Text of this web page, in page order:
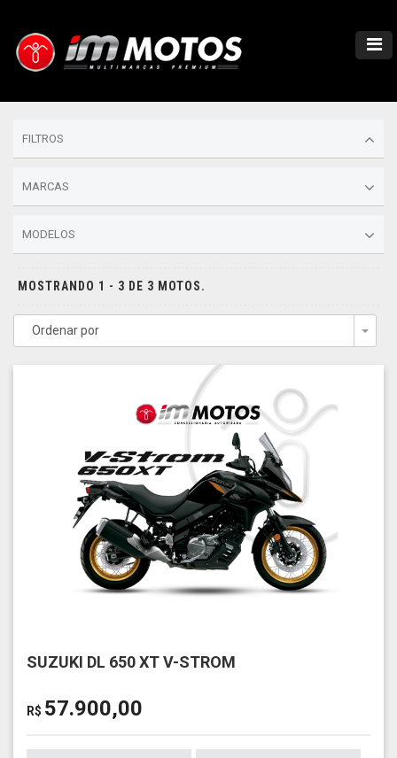
FILTROS
MARCAS
MODELOS
MOSTRANDO 1 - 3 DE 3 MOTOS.
Ordenar por
SUZUKI DL 650 XT V-STROM
R$ 57.900,00